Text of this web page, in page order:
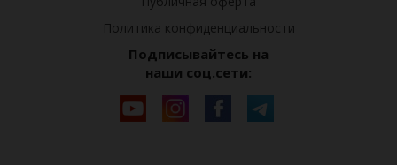
Политика конфиденциальности
Подписывайтесь на
наши соц.сети: